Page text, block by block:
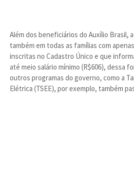
Além dos beneficiários do Auxílio Brasil,
também em todas as famílias com
inscritas no Cadastro Único e que
até meio salário mínimo (R$606), dessa
outros programas do governo, como a
Elétrica (TSEE), por exemplo, também